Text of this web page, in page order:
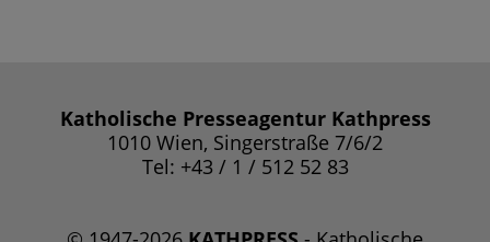
Katholische Presseagentur Kathpress
1010 Wien, Singerstraße 7/6/2
Tel: +43 / 1 / 512 52 83